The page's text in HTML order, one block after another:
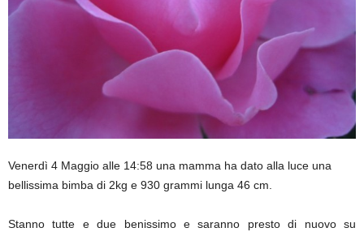
Venerdì 4 Maggio alle 14:58 una mamma ha dato alla luce una
bellissima bimba di 2kg e 930 grammi lunga 46 cm.
Stanno tutte e due benissimo e saranno presto di nuovo su